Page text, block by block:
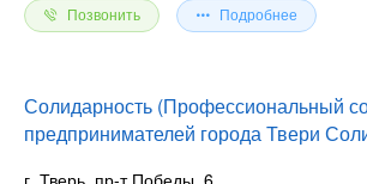
Позвонить Подробнее
Солидарность (Профессиональный
предпринимателей города Твери